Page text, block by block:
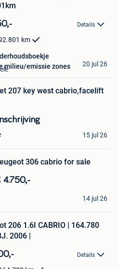
Details
km
milieu/emissie zones
20 jul 26
207 key west cabrio,facelift
15 jul 26
306 cabrio for sale
4.750,-
14 jul 26
206 1.6I CABRIO | 164.780
2006 |
Details